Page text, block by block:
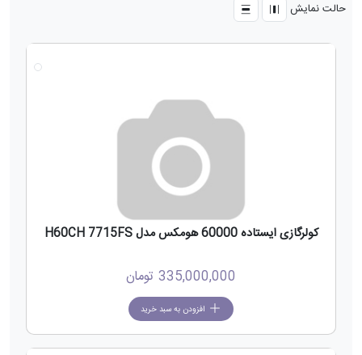
حالت نمایش
کولرگازی ایستاده 60000 هومکس مدل H60CH 7715FS
335,000,000 تومان
افزودن به سبد خرید